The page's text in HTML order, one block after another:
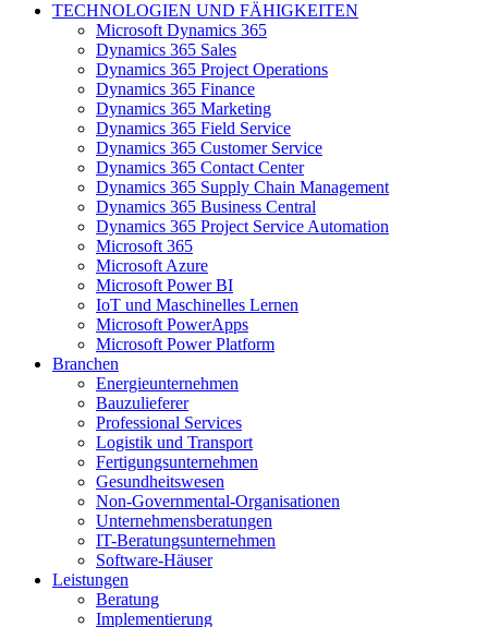
TECHNOLOGIEN UND FÄHIGKEITEN
Microsoft Dynamics 365
Dynamics 365 Sales
Dynamics 365 Project Operations
Dynamics 365 Finance
Dynamics 365 Marketing
Dynamics 365 Field Service
Dynamics 365 Customer Service
Dynamics 365 Contact Center
Dynamics 365 Supply Chain Management
Dynamics 365 Business Central
Dynamics 365 Project Service Automation
Microsoft 365
Microsoft Azure
Microsoft Power BI
IoT und Maschinelles Lernen
Microsoft PowerApps
Microsoft Power Platform
Branchen
Energieunternehmen
Bauzulieferer
Professional Services
Logistik und Transport
Fertigungsunternehmen
Gesundheitswesen
Non-Governmental-Organisationen
Unternehmensberatungen
IT-Beratungsunternehmen
Software-Häuser
Leistungen
Beratung
Implementierung